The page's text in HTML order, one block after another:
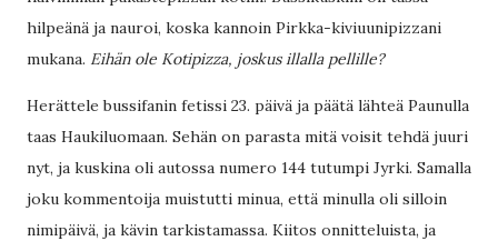
hilpeänä ja nauroi, koska kannoin Pirkka-kiviuunipizzani
mukana. Eihän ole Kotipizza, joskus illalla pellille?
Herättele bussifanin fetissi 23. päivä ja päätä lähteä Paunulla
taas Haukiluomaan. Sehän on parasta mitä voisit tehdä juuri
nyt, ja kuskina oli autossa numero 144 tutumpi Jyrki. Samalla
joku kommentoija muistutti minua, että minulla oli silloin
nimipäivä, ja kävin tarkistamassa. Kiitos onnitteluista, ja